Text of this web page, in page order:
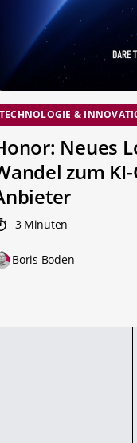
TECHNOLOGIE &
Neues
zum
3 Minuten
Boris Boden